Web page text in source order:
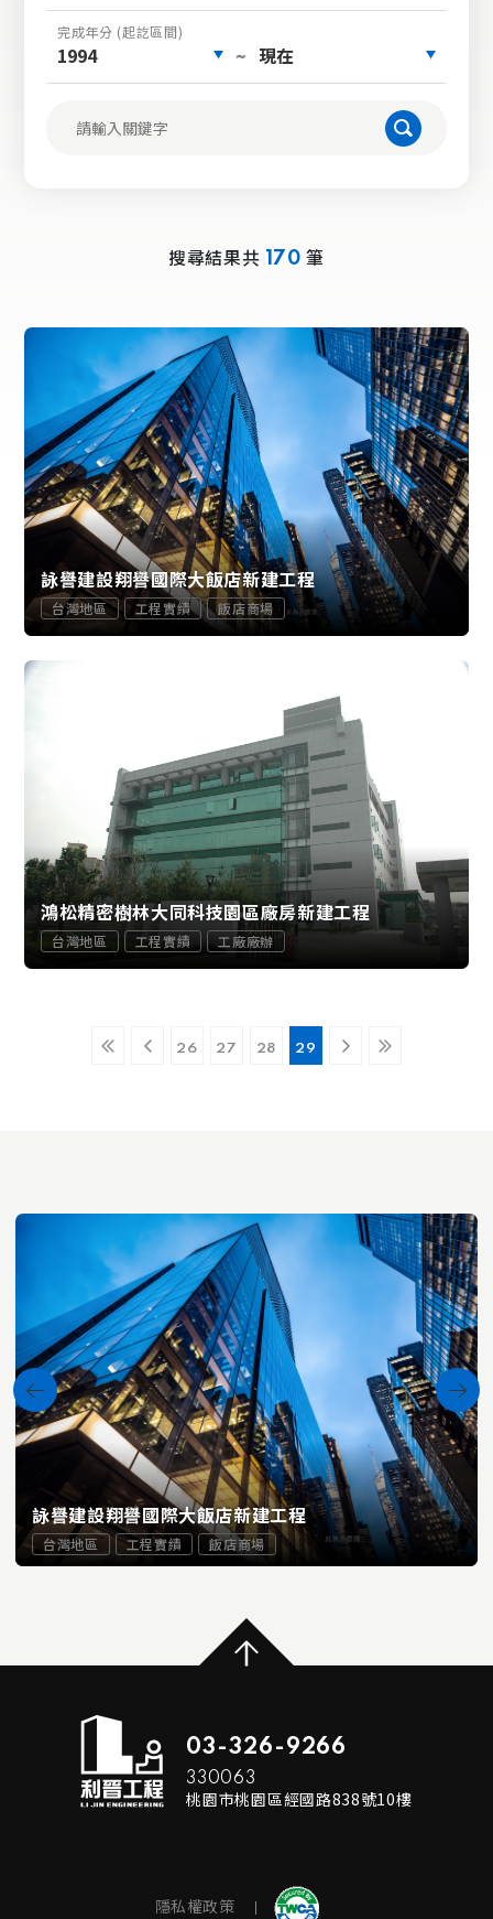
完成年分 (起訖區間)
1994 ~ 現在
搜尋結果共 170 筆
詠譽建設翔譽國際大飯店新建工程
台灣地區 工程實績 飯店商場
鴻松精密樹林大同科技園區廠房新建工程
台灣地區 工程實績 工廠廠辦
26 27 28 29
詠譽建設翔譽國際大飯店新建工程
台灣地區 工程實績 飯店商場
03-326-9266
330063
桃園市桃園區經國路838號10樓
隱私權政策